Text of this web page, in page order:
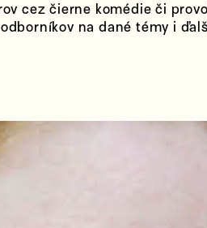
cez čierne komédie či
na dané témy i